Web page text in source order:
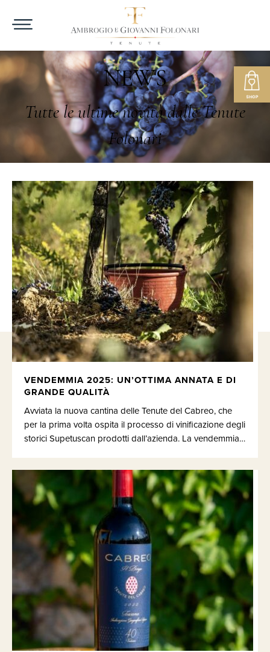
NEWS
Tutte le ultime novità dalle Tenute
Folonari
VENDEMMIA 2025: UN’OTTIMA ANNATA E DI
GRANDE QUALITÀ
Avviata la nuova cantina delle Tenute del Cabreo, che
per la prima volta ospita il processo di vinificazione degli
storici Supetuscan prodotti dall’azienda. La vendemmia…